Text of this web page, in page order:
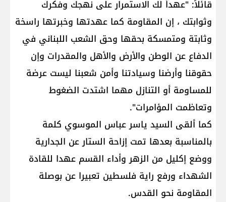
قائلاً: "عهداً لك الاستمرار على نهجك وفكرك
وثوابتك ، إن المقاومة كما عهدتها وخبرتها راسخة
وثابتة ومتمسكة بحقها وحق الشعب اللبناني في
الدفاع عن الوطن والأرض والأهل والمقدرات وإن
حقوقنا وأرضنا وسيادتنا وأمن شعبنا ليست عرضة
للمساومة أو التنازل مهما اشتدت الضغوط
وتعاظمت المؤامرات".
كما ألقى السيد ياسر عباس الموسوي كلمة
بالمناسبة بعدها تمت إزاحة الستار عن الجدارية
ووضع إكليل من الزهر وأداء القسم عهدا للقادة
الشهداء ورفع راية فلسطين تعبيرا عن بوصلة
المقاومة نحو القدس.